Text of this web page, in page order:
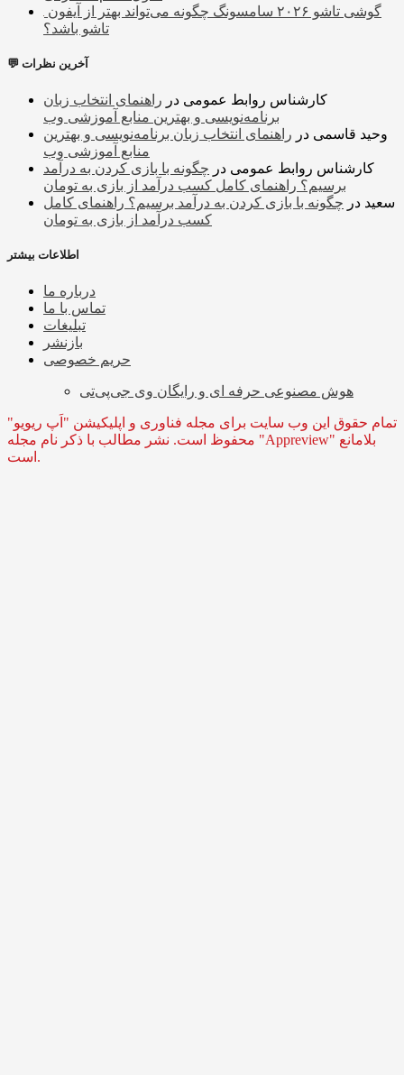
گوشی تاشو ۲۰۲۶ سامسونگ چگونه می‌تواند بهتر از آیفون
تاشو باشد؟
💬 آخرین نظرات
کارشناس روابط عمومی در راهنمای انتخاب زبان
برنامه‌نویسی و بهترین منابع آموزشی وب
وحید قاسمی در راهنمای انتخاب زبان برنامه‌نویسی و بهترین
منابع آموزشی وب
کارشناس روابط عمومی در چگونه با بازی کردن به درآمد
برسیم؟ راهنمای کامل کسب درآمد از بازی به تومان
سعید در چگونه با بازی کردن به درآمد برسیم؟ راهنمای کامل
کسب درآمد از بازی به تومان
اطلاعات بیشتر
درباره ما
تماس با ما
تبلیغات
بازنشر
حریم خصوصی
هوش مصنوعی حرفه ای و رایگان وی جی‌پی‌تی
تمام حقوق این وب سایت برای مجله فناوری و اپلیکیشن "اَپ ریویو"
محفوظ است. نشر مطالب با ذکر نام مجله "Appreview" بلامانع
است.